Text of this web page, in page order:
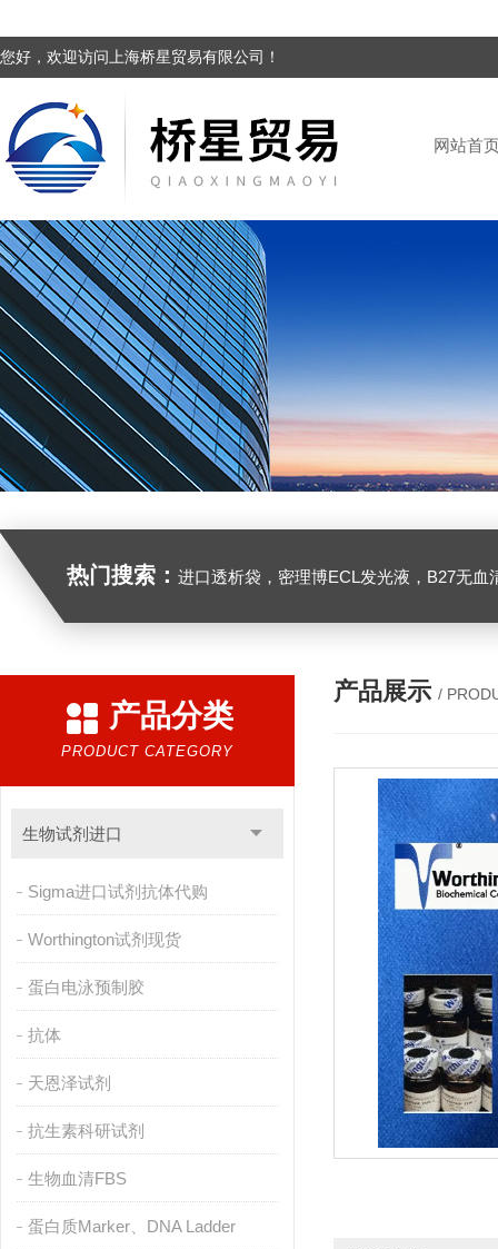
您好，欢迎访问上海桥星贸易有限公司！
网站首
热门搜索： 进口透析袋，密理博ECL发光液，B27无血清培养基，N2培养基，紫外酶标板，Gibco胶原酶，
产品分类
PRODUCT CATEGORY
生物试剂进口
Sigma进口试剂抗体代购
Worthington试剂现货
蛋白电泳预制胶
抗体
天恩泽试剂
抗生素科研试剂
生物血清FBS
蛋白质Marker、DNA Ladder
产品展示 /